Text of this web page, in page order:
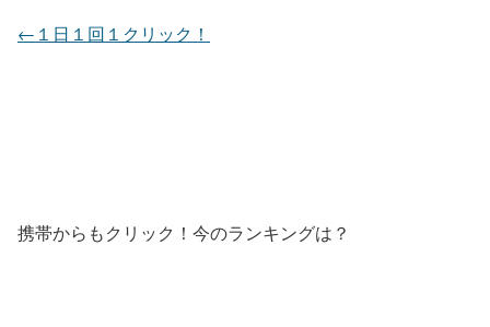
←１日１回１クリック！
携帯からもクリック！今のランキングは？